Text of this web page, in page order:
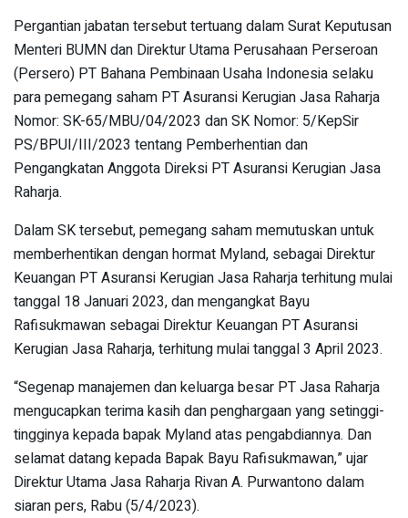
Pergantian jabatan tersebut tertuang dalam Surat Keputusan
Menteri BUMN dan Direktur Utama Perusahaan Perseroan
(Persero) PT Bahana Pembinaan Usaha Indonesia selaku
para pemegang saham PT Asuransi Kerugian Jasa Raharja
Nomor: SK-65/MBU/04/2023 dan SK Nomor: 5/KepSir
PS/BPUI/III/2023 tentang Pemberhentian dan
Pengangkatan Anggota Direksi PT Asuransi Kerugian Jasa
Raharja.
Dalam SK tersebut, pemegang saham memutuskan untuk
memberhentikan dengan hormat Myland, sebagai Direktur
Keuangan PT Asuransi Kerugian Jasa Raharja terhitung mulai
tanggal 18 Januari 2023, dan mengangkat Bayu
Rafisukmawan sebagai Direktur Keuangan PT Asuransi
Kerugian Jasa Raharja, terhitung mulai tanggal 3 April 2023.
“Segenap manajemen dan keluarga besar PT Jasa Raharja
mengucapkan terima kasih dan penghargaan yang setinggi-
tingginya kepada bapak Myland atas pengabdiannya. Dan
selamat datang kepada Bapak Bayu Rafisukmawan,” ujar
Direktur Utama Jasa Raharja Rivan A. Purwantono dalam
siaran pers, Rabu (5/4/2023).